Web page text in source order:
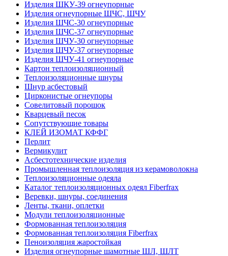
Изделия ШКУ-39 огнеупорные
Изделия огнеупорные ШЧС, ШЧУ
Изделия ШЧС-30 огнеупорные
Изделия ШЧС-37 огнеупорные
Изделия ШЧУ-30 огнеупорные
Изделия ШЧУ-37 огнеупорные
Изделия ШЧУ-41 огнеупорные
Картон теплоизоляционный
Теплоизоляционные шнуры
Шнур асбестовый
Цирконистые огнеупоры
Совелитовый порошок
Кварцевый песок
Сопутствующие товары
КЛЕЙ ИЗОМАТ КФФГ
Перлит
Вермикулит
Асбесто­технические изделия
Промышленная теплоизоляция из керамоволокна
Теплоизоляционные одеяла
Каталог теплоизоляционных одеял Fiberfrax
Веревки, шнуры, соединения
Ленты, ткани, оплетки
Модули теплоизоляционные
Формованная теплоизоляция
Формованная теплоизоляция Fiberfrax
Пеноизоляция жаростойкая
Изделия огнеупорные шамотные ШЛ, ШЛТ